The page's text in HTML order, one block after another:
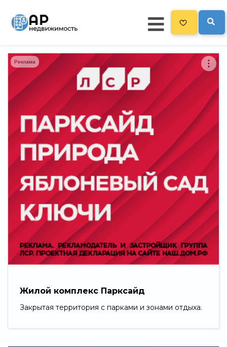
Главная
Все новостройки 3300
Новостройки на карте
Блог
Черный список ЖК
Рекламодателям
Политика конфиденциальности
Карта сайта
Жилой комплекс Парксайд
Закрытая территория с парками и зонами отдыха.
Реклама